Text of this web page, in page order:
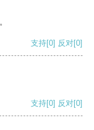
支持[0] 反对[0]
支持[0] 反对[0]